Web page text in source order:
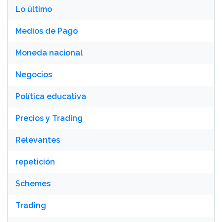
Lo último
Medios de Pago
Moneda nacional
Negocios
Política educativa
Precios y Trading
Relevantes
repetición
Schemes
Trading